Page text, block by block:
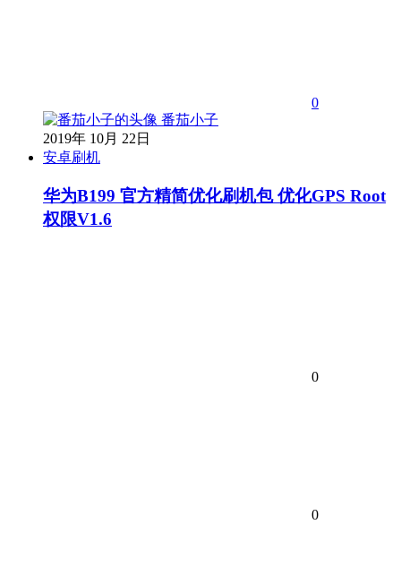
0
番茄小子
2019年 10月 22日
安卓刷机
华为B199 官方精简优化刷机包 优化GPS Root
权限V1.6
0
0